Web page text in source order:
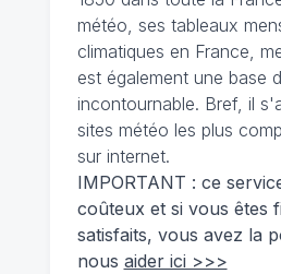
météo, ses tableaux
climatiques en France,
est également une base
incontournable. Bref, il
sites météo les plus
sur internet.
IMPORTANT : ce
coûteux et si vous êtes
satisfaits, vous avez la
nous aider ici >>>